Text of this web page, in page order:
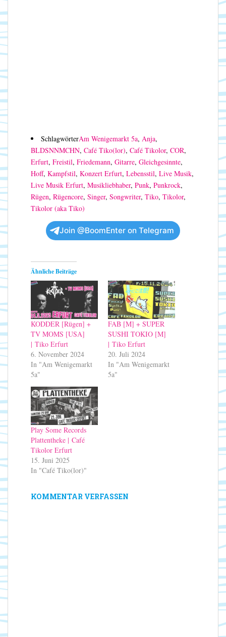
SchlagwörterAm Wenigemarkt 5a, Anja,
BLDSNNMCHN, Café Tiko(lor), Café Tikolor, COR,
Erfurt, Freistil, Friedemann, Gitarre, Gleichgesinnte,
Hoff, Kampfstil, Konzert Erfurt, Lebensstil, Live Musik,
Live Musik Erfurt, Musikliebhaber, Punk, Punkrock,
Rügen, Rügencore, Singer, Songwriter, Tiko, Tikolor,
Tikolor (aka Tiko)
Join @BoomEnter on Telegram
Ähnliche Beiträge
KODDER [Rügen] +
TV MOMS [USA]
| Tiko Erfurt
6. November 2024
In "Am Wenigemarkt
5a"
FAB [M] + SUPER
SUSHI TOKIO [M]
| Tiko Erfurt
20. Juli 2024
In "Am Wenigemarkt
5a"
Play Some Records
Plattentheke | Café
Tikolor Erfurt
15. Juni 2025
In "Café Tiko(lor)"
KOMMENTAR VERFASSEN